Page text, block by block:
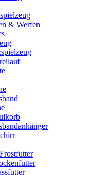
& Werfen